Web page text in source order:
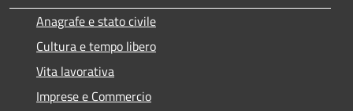
Anagrafe e stato civile
Cultura e tempo libero
Vita lavorativa
Imprese e Commercio